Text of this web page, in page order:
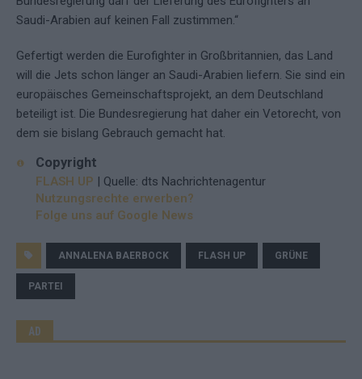
Saudi-Arabien auf keinen Fall zustimmen.“
Gefertigt werden die Eurofighter in Großbritannien, das Land
will die Jets schon länger an Saudi-Arabien liefern. Sie sind ein
europäisches Gemeinschaftsprojekt, an dem Deutschland
beteiligt ist. Die Bundesregierung hat daher ein Vetorecht, von
dem sie bislang Gebrauch gemacht hat.
Copyright
FLASH UP | Quelle: dts Nachrichtenagentur
Nutzungsrechte erwerben?
Folge uns auf Google News
ANNALENA BAERBOCK FLASH UP GRÜNE
PARTEI
AD